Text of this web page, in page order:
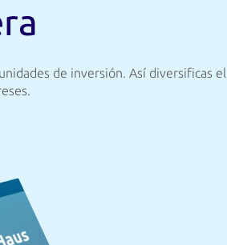
de inversión. Así diversificas el